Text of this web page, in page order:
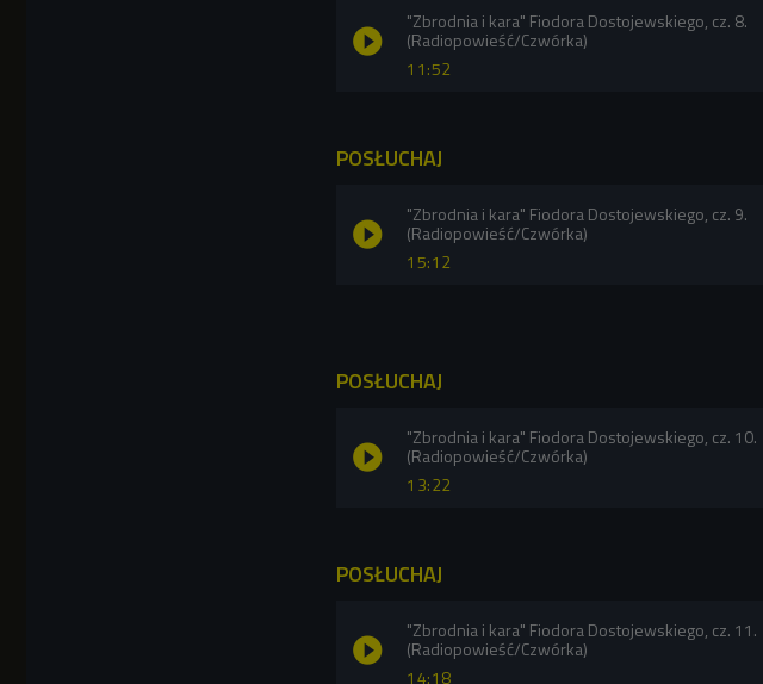
11:52
"Zbrodnia i kara" Fiodora Dostojewskiego, cz. 8.
(Radiopowieść/Czwórka)
POSŁUCHAJ
15:12
"Zbrodnia i kara" Fiodora Dostojewskiego, cz. 9.
(Radiopowieść/Czwórka)
POSŁUCHAJ
13:22
"Zbrodnia i kara" Fiodora Dostojewskiego, cz. 10.
(Radiopowieść/Czwórka)
POSŁUCHAJ
14:18
"Zbrodnia i kara" Fiodora Dostojewskiego, cz. 11.
(Radiopowieść/Czwórka)